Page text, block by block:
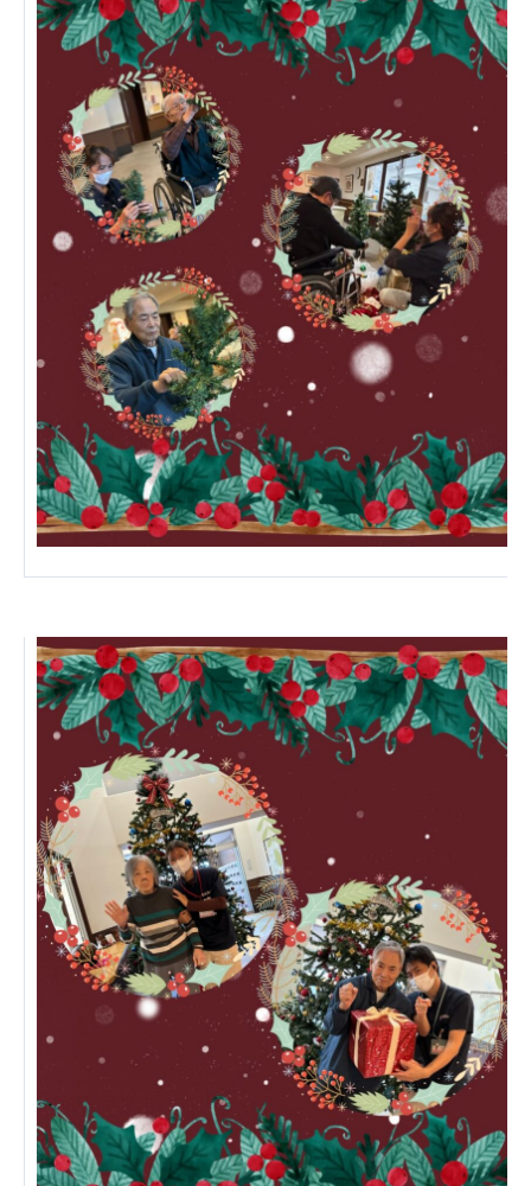
医療法人社団 鴻愛会
こうのす共生病院
OKP with Life クリニック
こうのすナーシングホーム共生園
あげお共生の家
医療法人 京都翔医会
西京都病院
洛桂の郷
桂寿の郷
訪問看護ステーション秋桜
上桂の郷
ファミリエール吉祥院
教育（共に生きる仲間達）
学校法人明星学園 関東福祉専門学校
国際医療専門学校 浦和学院高等学校
特定非営利活動法人ファイアーレッズメディカルスポ
ーツクラブ
特定非営利活動法人アート応援隊
Mediclude 株式会社アジアメデカ元気事業団
株式会社フラワーコミュニティ放送
Medicare Lead Japan
株式会社日本医科学研究所
特定非営利活動法人共生フォーラム
一般社団法人フードラボジャパン
特定非営利活動法人日本医療福祉機構
株式会社アメックファーマシー